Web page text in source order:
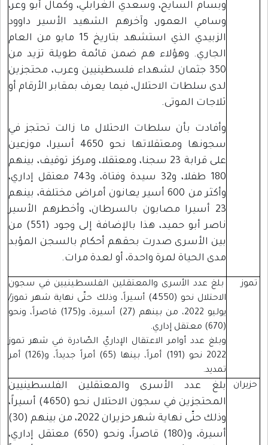
وبسام السايح، وسعدي الغرابلي، وكمال أبو وعر،
وسامي العمور، وآخرهم الشهيد الأسير داوود
الزبيدي الذي استشهد بتاريخ 15 مايو من العام
الجاري. وهؤلاء هم ضمن قائمة طويلة تزيد من
350 جثمان لشهداء فلسطينيين وعرب، محتجزين
لدى سلطات الاحتلال، فيما يعرف بمقابر الأرقام أو
ثلاجات الموتى.
وأفادت بأن سلطات الاحتلال ما زالت تحتجز في
سجونها ومعتقلاتها نحو 4650 أسيرا، موزعين
على قرابة 23 سجنا، ومعتقلا، ومركز توقيف، بينهم
180 طفلا، و32 سيدة وفتاة، و743 معتقل إداري،
وأكثر من 600 أسير يعانون أمراض مختلفة، بينهم
23 أسيرا مصابون بالسرطان، وأخطرهم الأسير
ناصر أبو حميد، هذا بالإضافة إلى وجود (551) من
بين الأسرى صدرت بحقهم أحكام بالسجن المؤبد
مدى الحياة لمرة واحدة، أو لعدة مرات.
تموز
بلغ عدد الأسرى والمعتقلين الفلسطينيين في سجون
الاحتلال نحو (4550) أسيراً، وذلك حتّى نهاية شهر تموز/
يوليو 2022، من بينهم (27) أسيرة، و(175) قاصراً، ونحو
(670) معتقل إداري.
وبلغ عدد أوامر الاعتقال الإداريّ الصّادرة في شهر تموز
2022 نحو (191) أمراً، بينها (65) أمراً جديداً، و(126) أمر
تمديد.
حزيران
بلغ عدد الأسرى والمعتقلين الفلسطينيين
المحتجزين في سجون الاحتلال نحو (4650) أسيراً،
وذلك حتّى نهاية شهر حزيران 2022، من بينهم (30)
أسيرة، و(180) قاصراً، ونحو (650) معتقل إداري،